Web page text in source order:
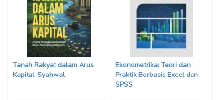
Tanah Rakyat dalam Arus
Kapital-Syahwal
Ekonometrika: Teori dan
Praktik Berbasis Excel dan
SPSS